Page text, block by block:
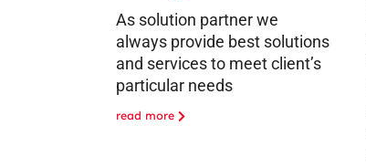
As solution partner we
always provide best solutions
and services to meet client’s
particular needs
read more